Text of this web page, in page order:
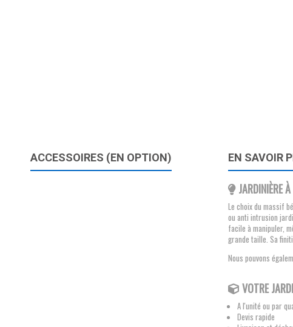
ACCESSOIRES (EN OPTION) EN SAVOIR
JARDINIÈRE
Le choix du massif
ou anti intrusion
facile à manipuler,
grande taille. Sa
Nous pouvons
VOTRE
A l'unité ou par
Devis rapide